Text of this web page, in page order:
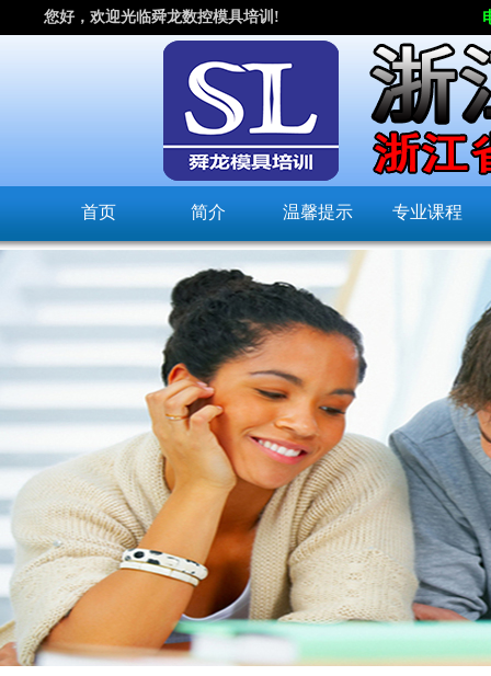
您好，欢迎光临舜龙数控模具培训!
首页 简介 温馨提示 专业课程